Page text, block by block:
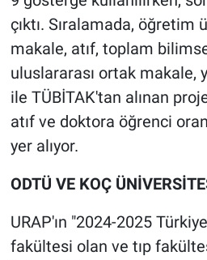
çıktı. Sıralamada, öğretim
makale, atıf, toplam
uluslararası ortak makale,
ile TÜBİTAK'tan alınan
atıf ve doktora öğrenci
yer alıyor.
ODTÜ VE KOÇ
URAP'ın "2024-2025
fakültesi olan ve tıp
Spor
Teknoloji
Türkiye'nin Geleceği
Türkiye'nin Gündemi
Yerel Gündem